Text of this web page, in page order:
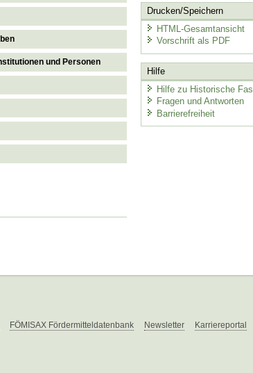
und Personen
Drucken/Speichern
HTML-Gesamtansicht
Vorschrift als PDF
Hilfe
Hilfe zu Historische
Fragen und Antworten
Barrierefreiheit
FÖMISAX Fördermitteldatenbank Newsletter Karriereportal